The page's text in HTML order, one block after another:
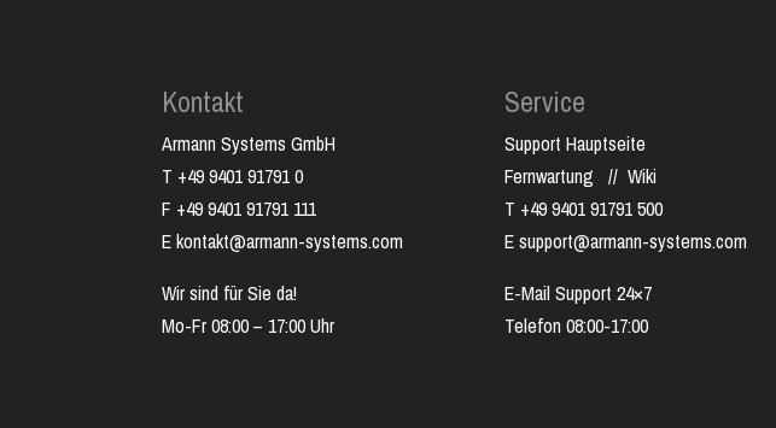
Kontakt
Armann Systems GmbH
T +49 9401 91791 0
F +49 9401 91791 111
E kontakt@armann-systems.com
Wir sind für Sie da!
Mo-Fr 08:00 – 17:00 Uhr
Service
Support Hauptseite
Fernwartung // Wiki
T +49 9401 91791 500
E support@armann-systems.com
E-Mail Support 24×7
Telefon 08:00-17:00